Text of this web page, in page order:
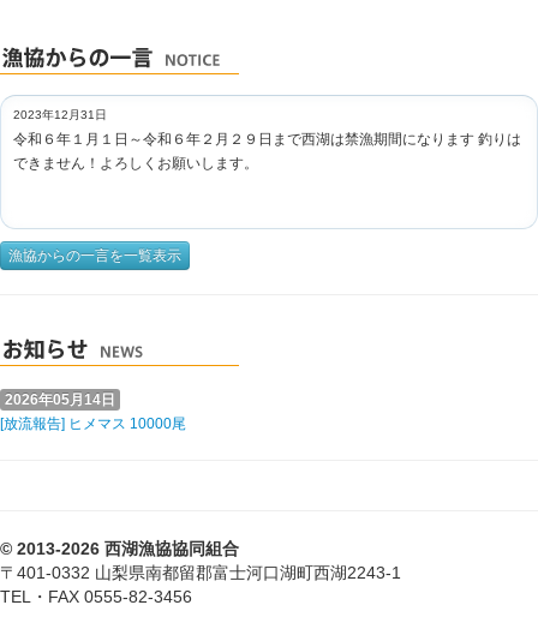
2023年12月31日
令和６年１月１日～令和６年２月２９日まで西湖は禁漁期間になります 釣りは
できません！よろしくお願いします。
漁協からの一言を一覧表示
2026年05月14日
[放流報告] ヒメマス 10000尾
© 2013-2026 西湖漁協協同組合
〒401-0332 山梨県南都留郡富士河口湖町西湖2243-1
TEL・FAX 0555-82-3456